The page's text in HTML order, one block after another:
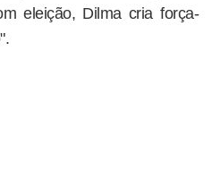
eleição, Dilma cria força-